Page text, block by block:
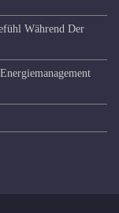
Während Der